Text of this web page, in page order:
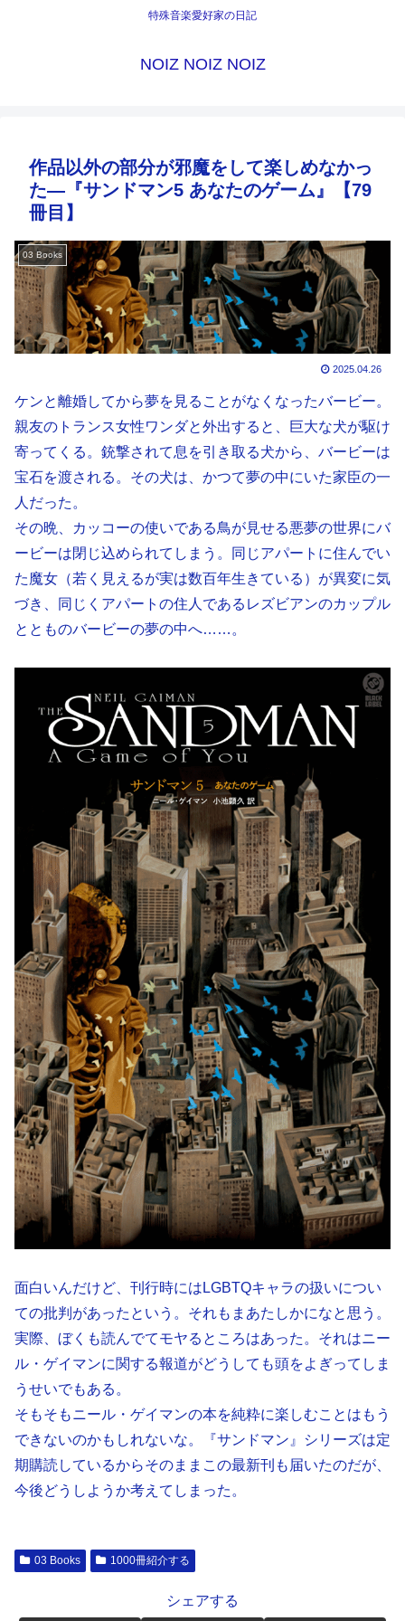
特殊音楽愛好家の日記
NOIZ NOIZ NOIZ
作品以外の部分が邪魔をして楽しめなかっ
た―『サンドマン5 あなたのゲーム』【79
冊目】
03 Books
2025.04.26
ケンと離婚してから夢を見ることがなくなったバービー。
親友のトランス女性ワンダと外出すると、巨大な犬が駆け
寄ってくる。銃撃されて息を引き取る犬から、バービーは
宝石を渡される。その犬は、かつて夢の中にいた家臣の一
人だった。
その晩、カッコーの使いである鳥が見せる悪夢の世界にバ
ービーは閉じ込められてしまう。同じアパートに住んでい
た魔女（若く見えるが実は数百年生きている）が異変に気
づき、同じくアパートの住人であるレズビアンのカップル
ととものバービーの夢の中へ……。
面白いんだけど、刊行時にはLGBTQキャラの扱いについ
ての批判があったという。それもまあたしかになと思う。
実際、ぼくも読んでてモヤるところはあった。それはニー
ル・ゲイマンに関する報道がどうしても頭をよぎってしま
うせいでもある。
そもそもニール・ゲイマンの本を純粋に楽しむことはもう
できないのかもしれないな。『サンドマン』シリーズは定
期購読しているからそのままこの最新刊も届いたのだが、
今後どうしようか考えてしまった。
03 Books 1000冊紹介する
シェアする